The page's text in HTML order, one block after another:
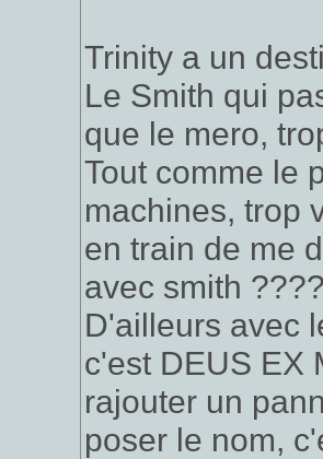
Trinity a un
Le Smith qui
que le mero,
Tout comme le
machines, trop
en train de me
avec smith
D'ailleurs avec
c'est DEUS EX
rajouter un
poser le nom,